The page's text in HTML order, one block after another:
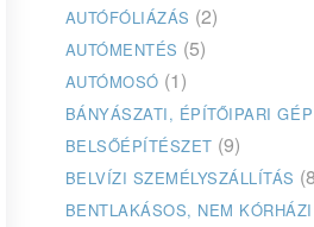
AUTÓFÓLIÁZÁS (2)
AUTÓMENTÉS (5)
AUTÓMOSÓ (1)
BÁNYÁSZATI, ÉPÍTŐIPARI
BELSŐÉPÍTÉSZET (9)
BELVÍZI SZEMÉLYSZÁLLÍTÁS
BENTLAKÁSOS, NEM